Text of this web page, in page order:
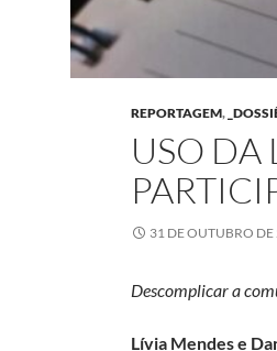
REPORTAGEM,
USO DA
31 DE OUTUBRO DE
Descomplicar a
Lívia Mendes e